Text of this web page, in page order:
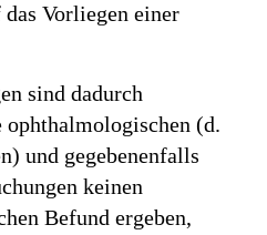
Vorliegen einer
sind dadurch
(d.
und gegebenenfalls
keinen
Befund ergeben,